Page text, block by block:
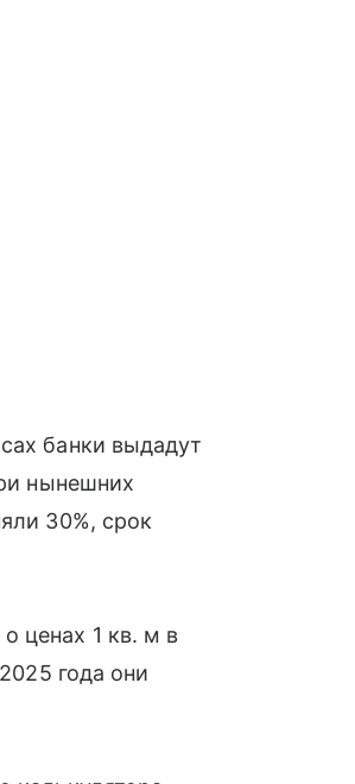
банки выдадут
нынешних
30%, срок
ценах 1 кв. м в
года они